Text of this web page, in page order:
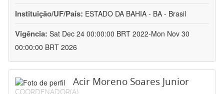
Instituição/UF/País: ESTADO DA BAHIA - BA - Brasil
Vigência: Sat Dec 24 00:00:00 BRT 2022-Mon Nov 30
00:00:00 BRT 2026
Acir Moreno Soares Junior
COORDENADOR(A)